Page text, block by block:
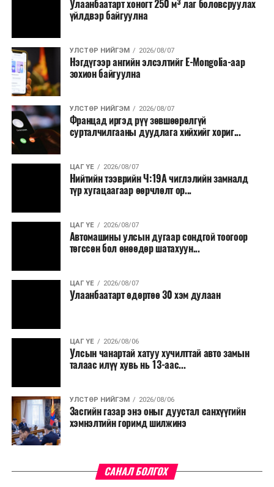
Улаанбаатарт хоногт 250 м³ лаг боловсруулах
үйлдвэр байгуулна
УЛСТӨР НИЙГЭМ 2026/08/07
Нэгдүгээр ангийн элсэлтийг E-Mongolia-аар
зохион байгуулна
УЛСТӨР НИЙГЭМ 2026/08/07
Францад иргэд рүү зөвшөөрөлгүй
сурталчилгааны дуудлага хийхийг хориг...
ЦАГ ҮЕ 2026/08/07
Нийтийн тээврийн Ч:19А чиглэлийн замналд
түр хугацаагаар өөрчлөлт ор...
ЦАГ ҮЕ 2026/08/07
Автомашины улсын дугаар сондгой тоогоор
төгссөн бол өнөөдөр шатахуун...
ЦАГ ҮЕ 2026/08/07
Улаанбаатарт өдөртөө 30 хэм дулаан
ЦАГ ҮЕ 2026/08/06
Улсын чанартай хатуу хучилттай авто замын
талаас илүү хувь нь 13-аас...
УЛСТӨР НИЙГЭМ 2026/08/06
Засгийн газар энэ оныг дуустал санхүүгийн
хэмнэлтийн горимд шилжинэ
САНАЛ БОЛГОХ